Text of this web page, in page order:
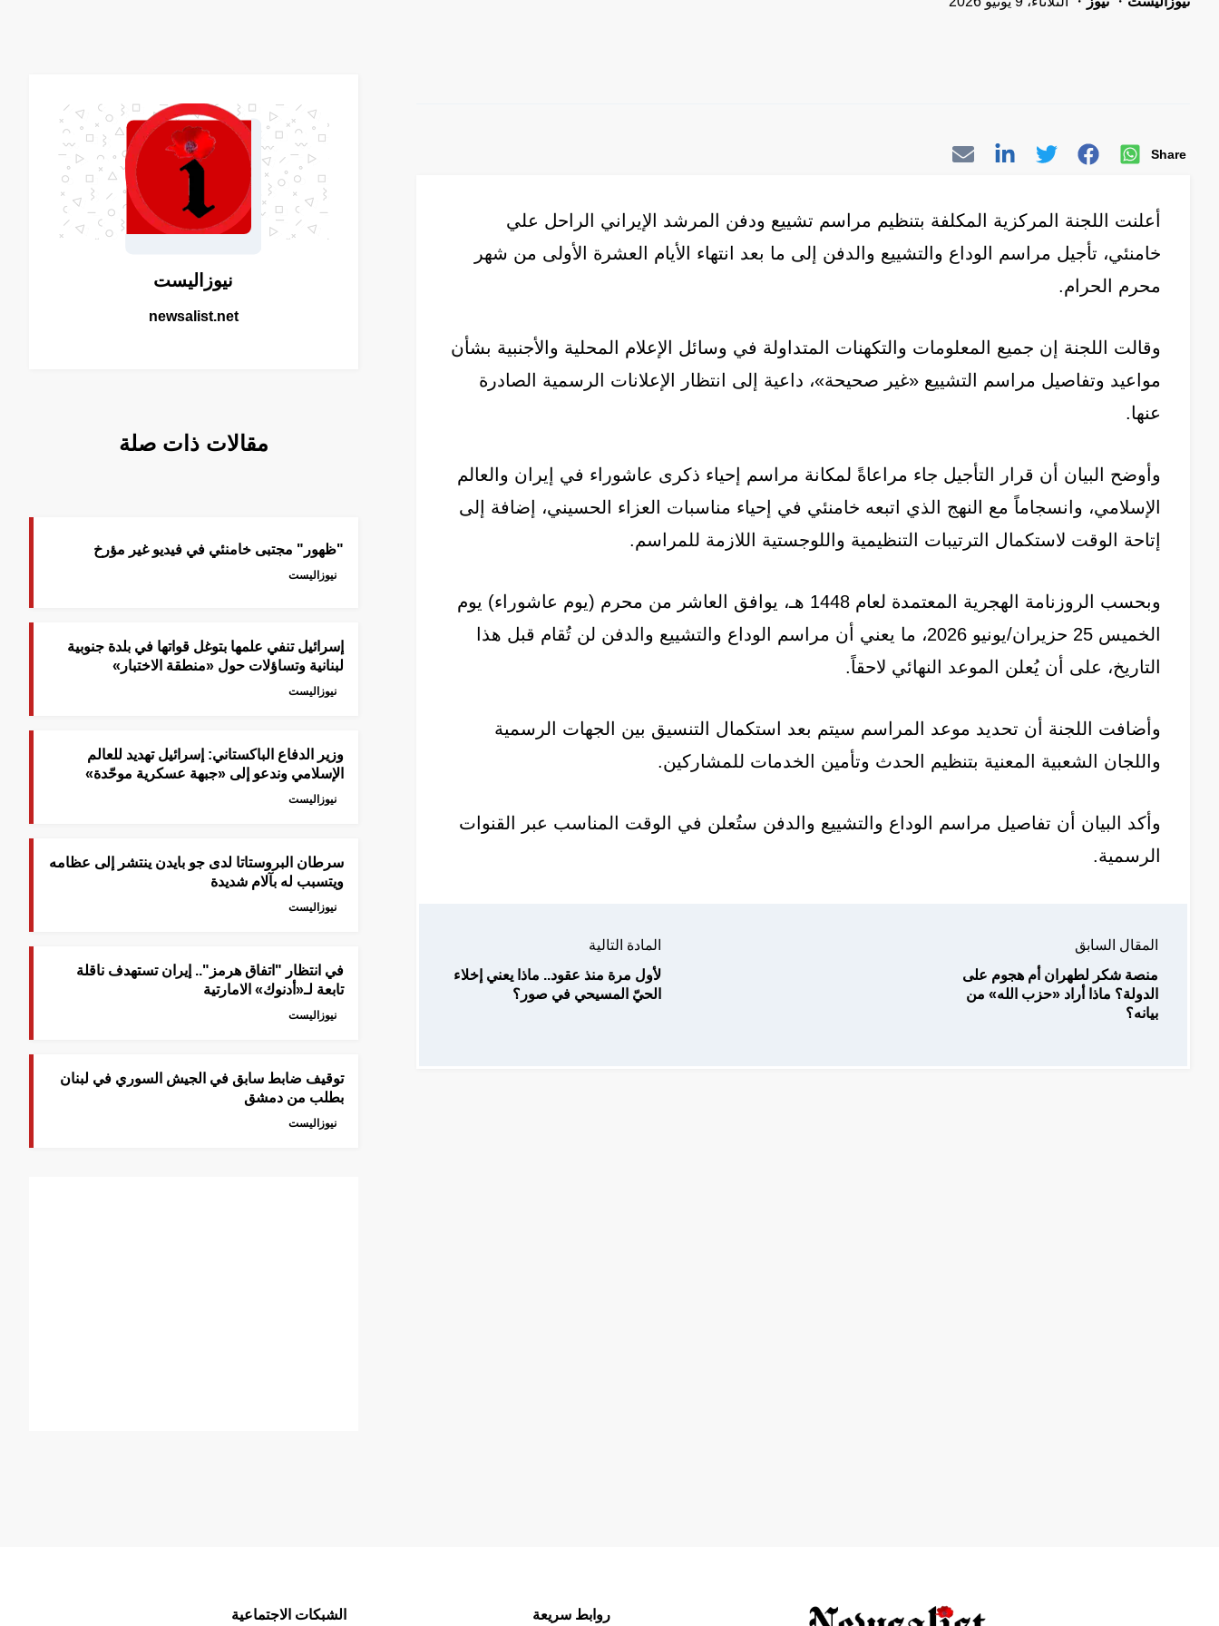
Share
أعلنت اللجنة المركزية المكلفة بتنظيم مراسم تشييع ودفن المرشد الإيراني الراحل علي
خامنئي، تأجيل مراسم الوداع والتشييع والدفن إلى ما بعد انتهاء الأيام العشرة الأولى من شهر
محرم الحرام.
وقالت اللجنة إن جميع المعلومات والتكهنات المتداولة في وسائل الإعلام المحلية والأجنبية بشأن
مواعيد وتفاصيل مراسم التشييع «غير صحيحة»، داعية إلى انتظار الإعلانات الرسمية الصادرة
عنها.
وأوضح البيان أن قرار التأجيل جاء مراعاةً لمكانة مراسم إحياء ذكرى عاشوراء في إيران والعالم
الإسلامي، وانسجاماً مع النهج الذي اتبعه خامنئي في إحياء مناسبات العزاء الحسيني، إضافة إلى
إتاحة الوقت لاستكمال الترتيبات التنظيمية واللوجستية اللازمة للمراسم.
وبحسب الروزنامة الهجرية المعتمدة لعام 1448 هـ، يوافق العاشر من محرم (يوم عاشوراء) يوم
الخميس 25 حزيران/يونيو 2026، ما يعني أن مراسم الوداع والتشييع والدفن لن تُقام قبل هذا
التاريخ، على أن يُعلن الموعد النهائي لاحقاً.
وأضافت اللجنة أن تحديد موعد المراسم سيتم بعد استكمال التنسيق بين الجهات الرسمية
واللجان الشعبية المعنية بتنظيم الحدث وتأمين الخدمات للمشاركين.
وأكد البيان أن تفاصيل مراسم الوداع والتشييع والدفن ستُعلن في الوقت المناسب عبر القنوات
الرسمية.
المقال السابق
منصة شكر لطهران أم هجوم على
الدولة؟ ماذا أراد «حزب الله» من
بيانه؟
المادة التالية
لأول مرة منذ عقود.. ماذا يعني إخلاء
الحيّ المسيحي في صور؟
نيوزاليست
newsalist.net
مقالات ذات صلة
"ظهور" مجتبى خامنئي في فيديو غير مؤرخ
نيوزاليست
إسرائيل تنفي علمها بتوغل قواتها في بلدة جنوبية
لبنانية وتساؤلات حول «منطقة الاختبار»
نيوزاليست
وزير الدفاع الباكستاني: إسرائيل تهديد للعالم
الإسلامي وندعو إلى «جبهة عسكرية موحّدة»
نيوزاليست
سرطان البروستاتا لدى جو بايدن ينتشر إلى عظامه
ويتسبب له بآلام شديدة
نيوزاليست
في انتظار "اتفاق هرمز".. إيران تستهدف ناقلة
تابعة لـ«أدنوك» الامارتية
نيوزاليست
توقيف ضابط سابق في الجيش السوري في لبنان
بطلب من دمشق
نيوزاليست
روابط سريعة الشبكات الاجتماعية